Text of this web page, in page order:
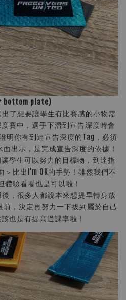
bottom plate)
了想要讓學生有比賽感的小物需
賽中，選手下潛到宣告深度時會
明你有到達宣告深度的Tag，必須
出示，是完成宣告深度的依據！
學生可以努力的目標物，到達指
＞比出I'm OK的手勢！雖然我們不
體驗看看也是可以啦！
，很多人都說本來想提早轉身放
，決定再努力一下拔到屬於自己
也是有提高過課率啦！